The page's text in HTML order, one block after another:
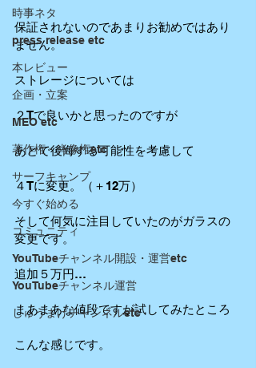
時事ネタ
press release etc
本レビュー
企画・立案
MEO etc
著作権・肖像権etc
サーフキャンプ
今すぐ始める
コミュニティ
YouTubeチャンネル開設・運営etc
YouTubeチャンネル運営
しゅうまげチャンネルetc
保証されないのであまりお勧めではあり
ません。
ストレージについては
２Tで良いかと思ったのですが
あとで後悔する可能性を考慮して
４Tに変更。（＋12万）
そして何気に注目していたのがガラスの
変更です。
追加５万円…
まあまあな値段ですが試してみたところ
こんな感じです。